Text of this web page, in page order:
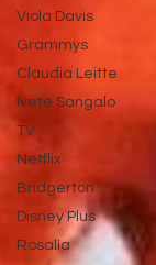
Viola Davis
Grammys
Claudia Leitte
Ivete Sangalo
TV
Netflix
Bridgerton
Disney Plus
Rosalía